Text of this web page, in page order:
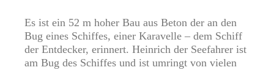
Es ist ein 52 m hoher Bau aus Beton der an den
Bug eines Schiffes, einer Karavelle – dem Schiff
der Entdecker, erinnert. Heinrich der Seefahrer ist
am Bug des Schiffes und ist umringt von vielen